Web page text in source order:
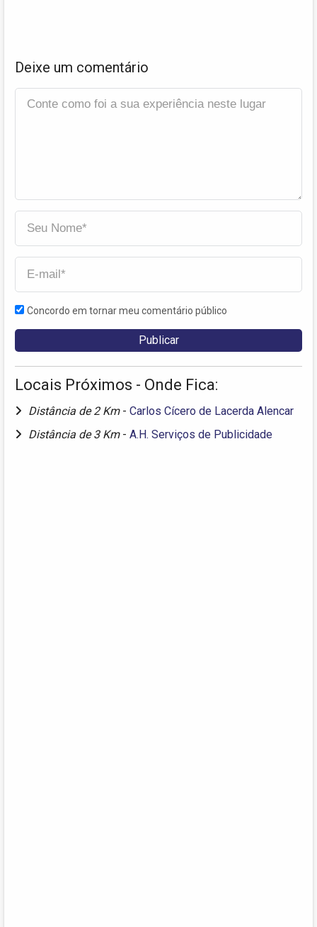
Deixe um comentário
Concordo em tornar meu comentário público
Locais Próximos - Onde Fica:
Distância de 2 Km - Carlos Cícero de Lacerda Alencar
Distância de 3 Km - A.H. Serviços de Publicidade